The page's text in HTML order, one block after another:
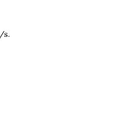
s.